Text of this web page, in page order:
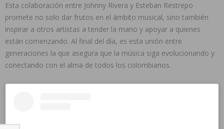
Esta colaboración entre Johnny Rivera y Esteban Restrepo
promete no solo dar frutos en el ámbito musical, sino también
inspirar a otros artistas a tender la mano y apoyar a quienes
están comenzando. Al final del día, es esta unión entre
generaciones la que asegura que la música siga evolucionando y
conectando con el alma de todos los colombianos.